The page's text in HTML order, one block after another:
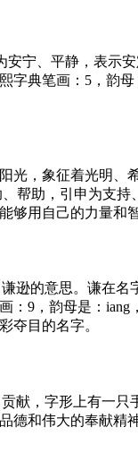
宁、平静，表示
典笔画：5，韵
光，象征着光明
帮助，引申为支
用自己的力量和
逊的意思。谦在
：9，韵母是：
夺目的名字。
献，字形上有一
和伟大的奉献